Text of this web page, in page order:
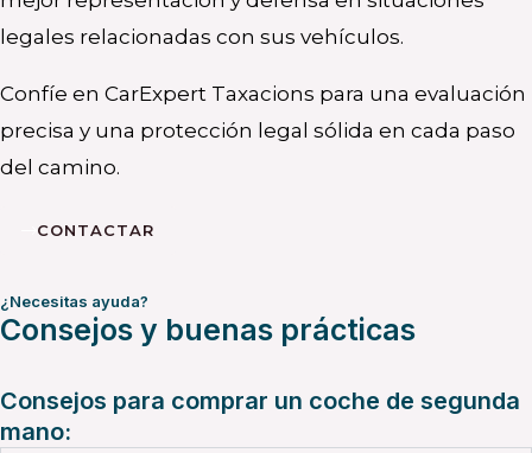
legales relacionadas con sus vehículos.
Confíe en CarExpert Taxacions para una evaluación
precisa y una protección legal sólida en cada paso
del camino.
CONTACTAR
¿Necesitas ayuda?
Consejos y buenas prácticas
Consejos para comprar un coche de segunda
mano: